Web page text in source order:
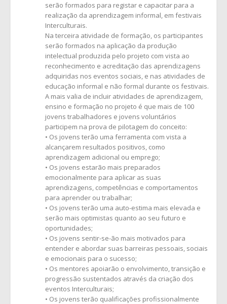
serão formados para registar e capacitar para a
realização da aprendizagem informal, em festivais
Interculturais.
Na terceira atividade de formação, os participantes
serão formados na aplicação da produção
intelectual produzida pelo projeto com vista ao
reconhecimento e acreditação das aprendizagens
adquiridas nos eventos sociais, e nas atividades de
educação informal e não formal durante os festivais.
A mais valia de incluir atividades de aprendizagem,
ensino e formação no projeto é que mais de 100
jovens trabalhadores e jovens voluntários
participem na prova de pilotagem do conceito:
• Os jovens terão uma ferramenta com vista a
alcançarem resultados positivos, como
aprendizagem adicional ou emprego;
• Os jovens estarão mais preparados
emocionalmente para aplicar as suas
aprendizagens, competências e comportamentos
para aprender ou trabalhar;
• Os jovens terão uma auto-estima mais elevada e
serão mais optimistas quanto ao seu futuro e
oportunidades;
• Os jovens sentir-se-ão mais motivados para
entender e abordar suas barreiras pessoais, sociais
e emocionais para o sucesso;
• Os mentores apoiarão o envolvimento, transição e
progressão sustentados através da criação dos
eventos Interculturais;
• Os jovens terão qualificações profissionalmente